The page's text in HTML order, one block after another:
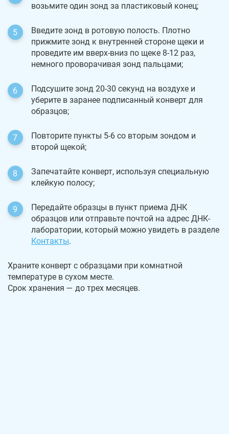
возьмите один зонд за пластиковый конец;
Введите зонд в ротовую полость. Плотно
прижмите зонд к внутренней стороне щеки и
проведите им вверх-вниз по щеке 8-12 раз,
немного проворачивая зонд пальцами;
Подсушите зонд 20-30 секунд на воздухе и
уберите в заранее подписанный конверт для
образцов;
Повторите пункты 5-6 со вторым зондом и
второй щекой;
Запечатайте конверт, используя специальную
клейкую полосу;
Передайте образцы в пункт приема ДНК
образцов или отправьте почтой на адрес ДНК-
лаборатории, который можно увидеть в разделе
Контакты.
Храните конверт с образцами при комнатной
температуре в сухом месте.
Срок хранения — до трех месяцев.